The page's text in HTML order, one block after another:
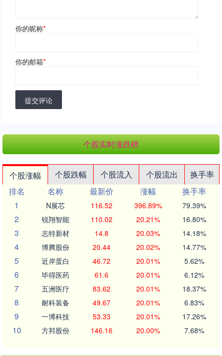
你的昵称*
你的邮箱*
提交评论
个股实时涨跌榜
个股涨幅 个股跌幅 个股流入 个股流出
换手率
排名
名称 最新价 涨幅
换手率
1
N展芯 116.52 396.89% 79.39%
2 锐翔智能 110.02 20.21% 16.80%
3 志特新材 14.8 20.03% 14.18%
4 博腾股份 20.44 20.02% 14.77%
5 近岸蛋白 46.72 20.01% 5.62%
6 毕得医药 61.6 20.01% 6.12%
7 五洲医疗 83.62 20.01% 18.37%
8 耐科装备 49.67 20.01% 6.83%
9 一博科技 53.33 20.01% 17.26%
10 方邦股份 146.16 20.00% 7.68%